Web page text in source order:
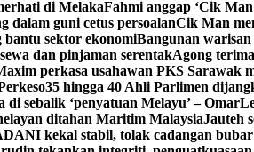
di MelakaFahmi anggap ‘Cik
dalam guni cetus persoalanCik Man
bantu sektor ekonomiBangunan
dan pinjaman serentakAgong
perkasa usahawan PKS Sarawak
35 hingga 40 Ahli Parlimen
sebalik ‘penyatuan Melayu’ – Omar
ditahan Maritim MalaysiaJauteh
kekal stabil, tolak cadangan